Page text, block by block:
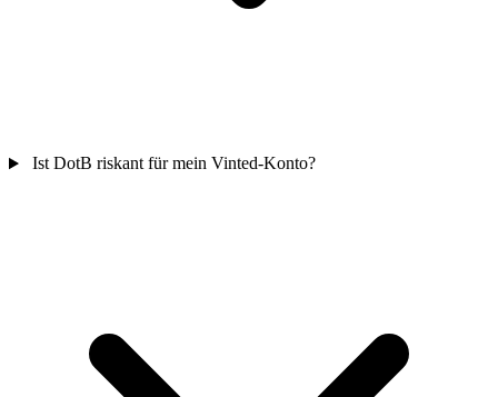
Ist DotB riskant für mein Vinted-Konto?